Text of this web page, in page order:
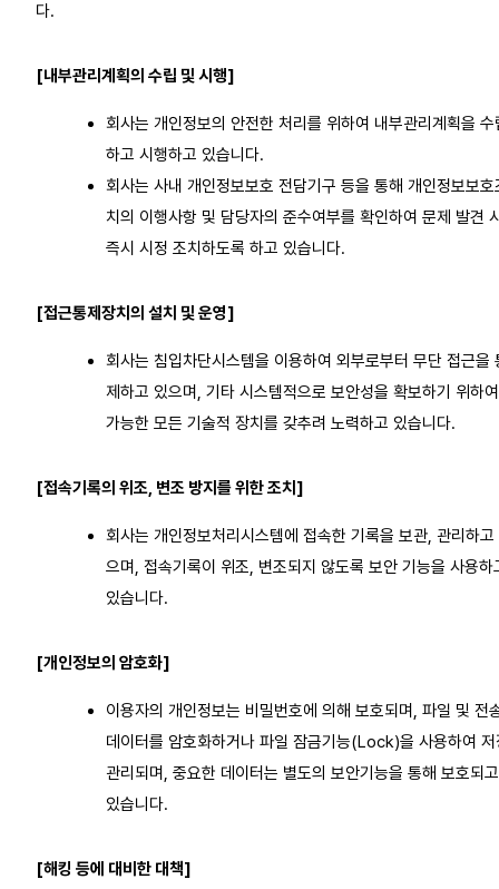
다.
[내부관리계획의 수립 및 시행]
회사는 개인정보의 안전한 처리를 위하여 내부관리계획을 수
하고 시행하고 있습니다.
회사는 사내 개인정보보호 전담기구 등을 통해 개인정보보호
치의 이행사항 및 담당자의 준수여부를 확인하여 문제 발견
즉시 시정 조치하도록 하고 있습니다.
[접근통제장치의 설치 및 운영]
회사는 침입차단시스템을 이용하여 외부로부터 무단 접근을
제하고 있으며, 기타 시스템적으로 보안성을 확보하기 위하여
가능한 모든 기술적 장치를 갖추려 노력하고 있습니다.
[접속기록의 위조, 변조 방지를 위한 조치]
회사는 개인정보처리시스템에 접속한 기록을 보관, 관리하고
으며, 접속기록이 위조, 변조되지 않도록 보안 기능을 사용하
있습니다.
[개인정보의 암호화]
이용자의 개인정보는 비밀번호에 의해 보호되며, 파일 및 전
데이터를 암호화하거나 파일 잠금기능(Lock)을 사용하여 저
관리되며, 중요한 데이터는 별도의 보안기능을 통해 보호되고
있습니다.
[해킹 등에 대비한 대책]